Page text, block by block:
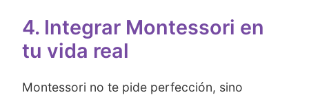
4. Integrar Montessori en
tu vida real
Montessori no te pide perfección, sino